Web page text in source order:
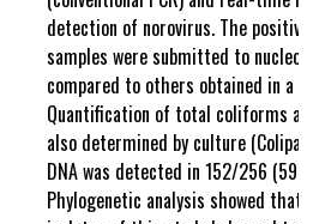
detection of norovirus. The
samples were submitted to
compared to others obtained in a
Quantification of total coliforms
also determined by culture
DNA was detected in 152/256
Phylogenetic analysis showed that